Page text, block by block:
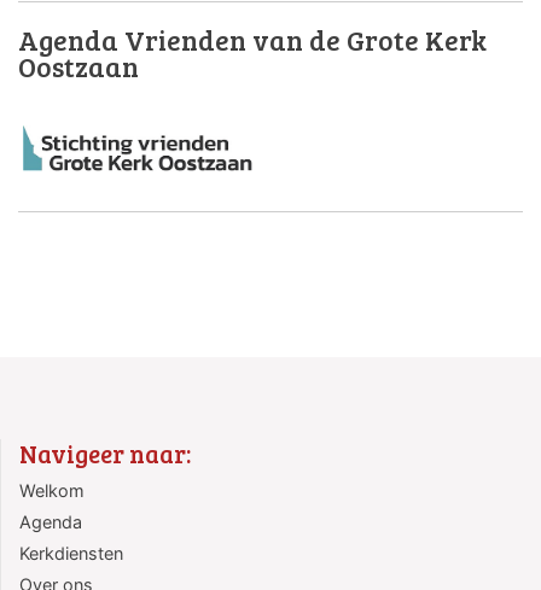
Agenda Vrienden van de Grote Kerk
Oostzaan
Navigeer naar:
Welkom
Agenda
Kerkdiensten
Over ons